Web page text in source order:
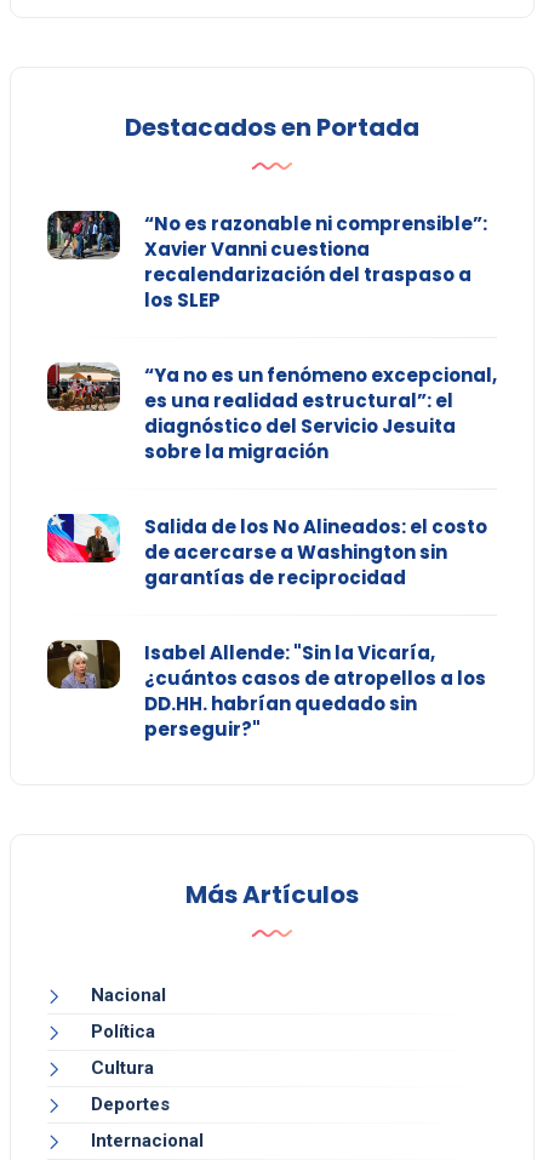
Destacados en Portada
“No es razonable ni comprensible”:
Xavier Vanni cuestiona
recalendarización del traspaso a
los SLEP
“Ya no es un fenómeno excepcional,
es una realidad estructural”: el
diagnóstico del Servicio Jesuita
sobre la migración
Salida de los No Alineados: el costo
de acercarse a Washington sin
garantías de reciprocidad
Isabel Allende: "Sin la Vicaría,
¿cuántos casos de atropellos a los
DD.HH. habrían quedado sin
perseguir?"
Más Artículos
Nacional
Política
Cultura
Deportes
Internacional